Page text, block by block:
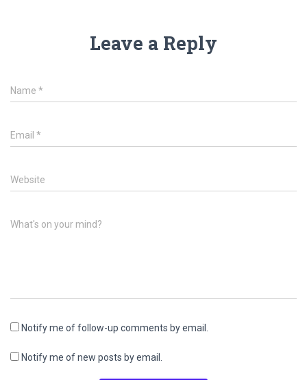
Leave a Reply
Name *
Email *
Website
What's on your mind?
Notify me of follow-up comments by email.
Notify me of new posts by email.